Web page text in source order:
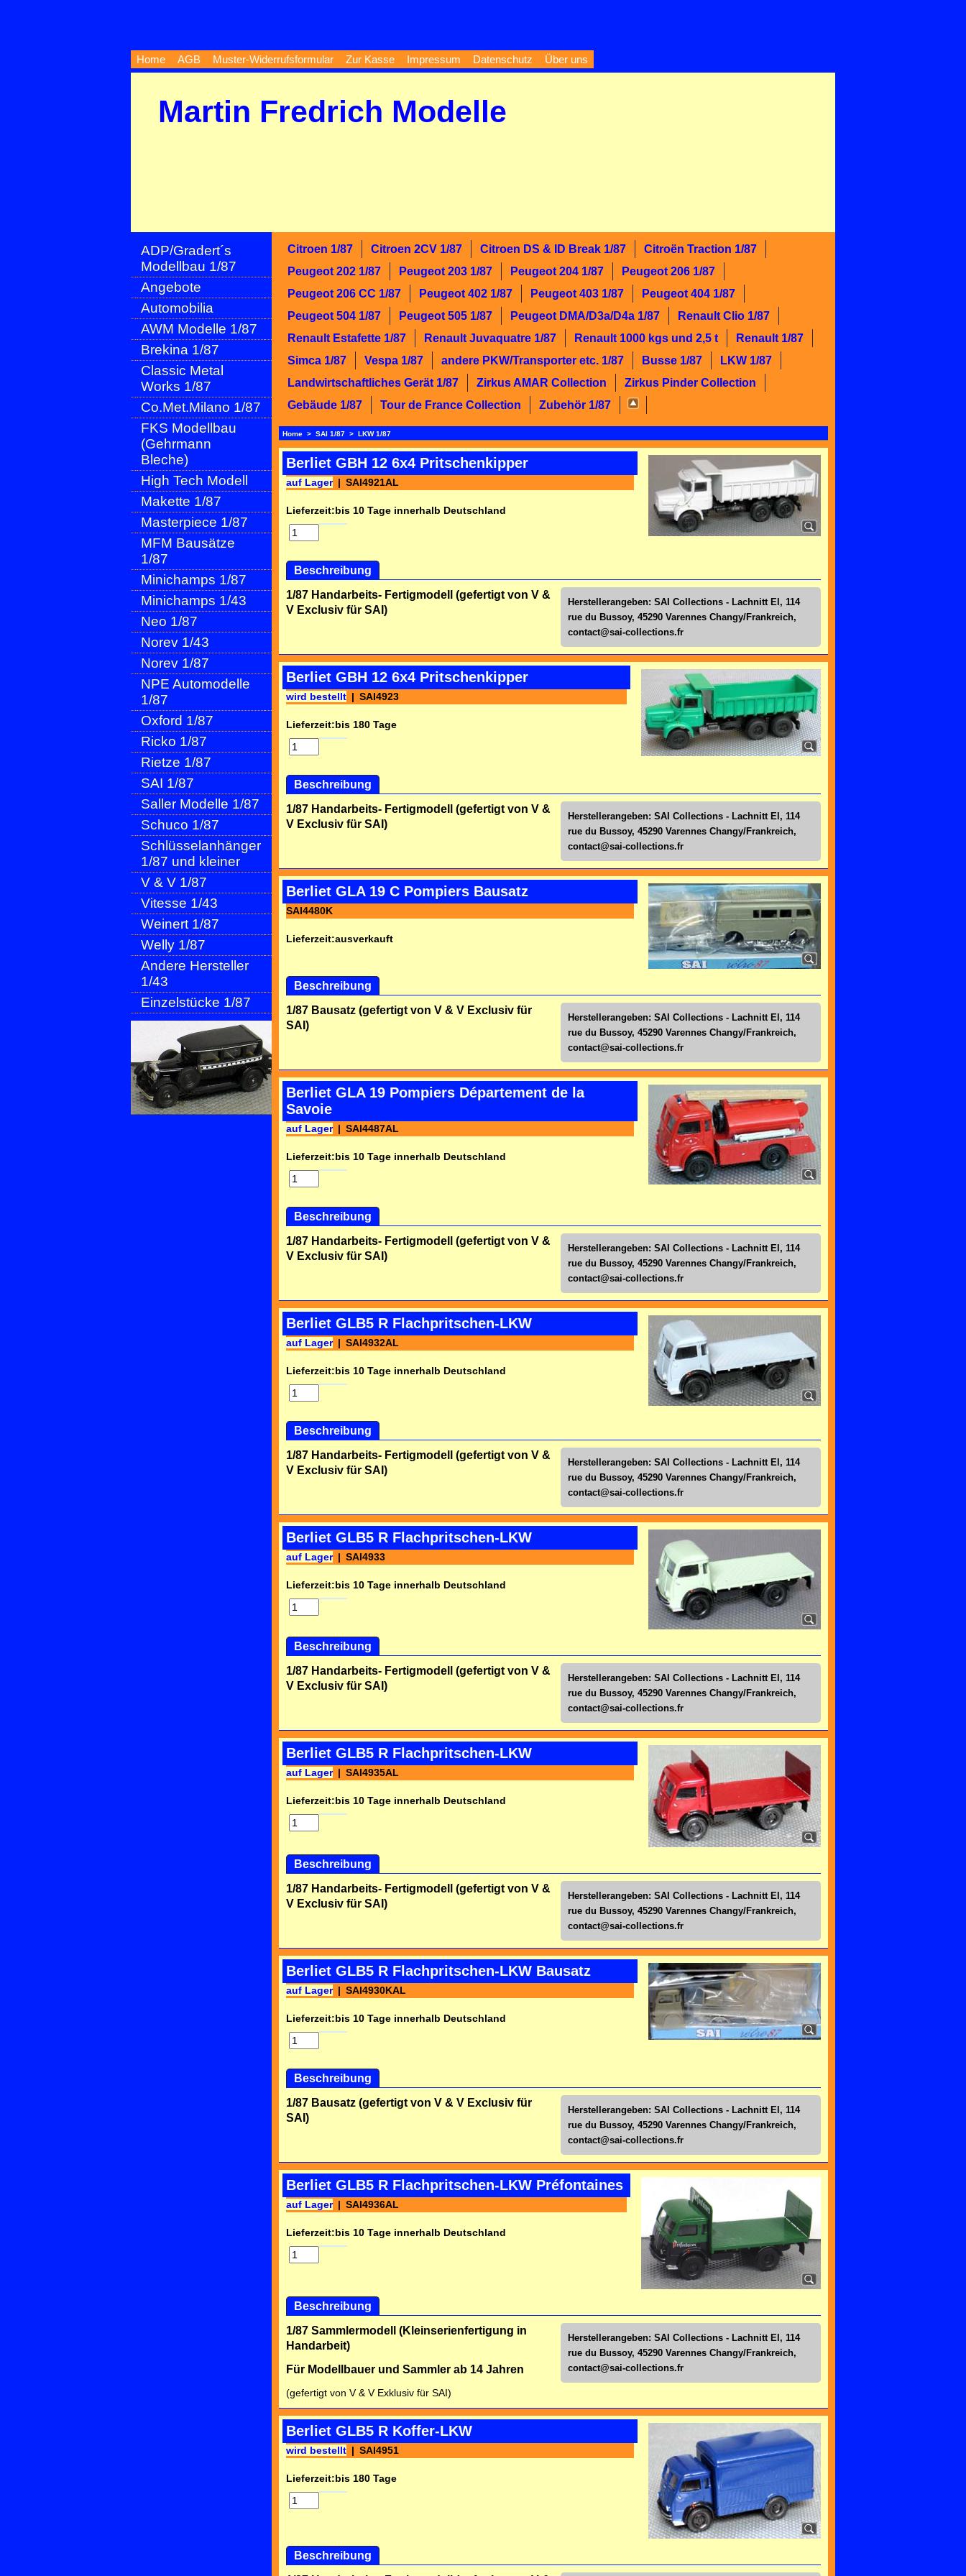
Martin Fredrich Modelle
Home AGB Muster-Widerrufsformular Zur Kasse Impressum Datenschutz Über uns
ADP/Gradert´s
Modellbau 1/87
Angebote
Automobilia
AWM Modelle 1/87
Brekina 1/87
Classic Metal
Works 1/87
Co.Met.Milano 1/87
FKS Modellbau
(Gehrmann
Bleche)
High Tech Modell
Makette 1/87
Masterpiece 1/87
MFM Bausätze
1/87
Minichamps 1/87
Minichamps 1/43
Neo 1/87
Norev 1/43
Norev 1/87
NPE Automodelle
1/87
Oxford 1/87
Ricko 1/87
Rietze 1/87
SAI 1/87
Saller Modelle 1/87
Schuco 1/87
Schlüsselanhänger
1/87 und kleiner
V & V 1/87
Vitesse 1/43
Weinert 1/87
Welly 1/87
Andere Hersteller
1/43
Einzelstücke 1/87
Citroen 1/87 Citroen 2CV 1/87 Citroen DS & ID Break 1/87
Citroën Traction 1/87
Peugeot 202 1/87
Peugeot 203 1/87 Peugeot 204 1/87
Peugeot 206 1/87
Peugeot 206 CC 1/87
Peugeot 402 1/87 Peugeot 403 1/87
Peugeot 404 1/87
Peugeot 504 1/87
Peugeot 505 1/87 Peugeot DMA/D3a/D4a 1/87
Renault Clio 1/87
Renault Estafette 1/87
Renault Juvaquatre 1/87 Renault 1000 kgs und 2,5 t
Renault 1/87
Simca 1/87
Vespa 1/87 andere PKW/Transporter etc. 1/87 Busse 1/87
LKW 1/87
Landwirtschaftliches Gerät 1/87
Zirkus AMAR Collection
Zirkus Pinder Collection
Gebäude 1/87
Tour de France Collection Zubehör 1/87
Home > SAI 1/87 > LKW 1/87
Berliet GBH 12 6x4 Pritschenkipper
auf Lager SAI4921AL
Lieferzeit:bis 10 Tage innerhalb Deutschland
Beschreibung
Herstellerangeben: SAI Collections - Lachnitt El, 114
rue du Bussoy, 45290 Varennes Changy/Frankreich,
contact@sai-collections.fr
1/87 Handarbeits- Fertigmodell (gefertigt von V &
V Exclusiv für SAI)
Berliet GBH 12 6x4 Pritschenkipper
wird bestellt SAI4923
Lieferzeit:bis 180 Tage
Beschreibung
Herstellerangeben: SAI Collections - Lachnitt El, 114
rue du Bussoy, 45290 Varennes Changy/Frankreich,
contact@sai-collections.fr
1/87 Handarbeits- Fertigmodell (gefertigt von V &
V Exclusiv für SAI)
Berliet GLA 19 C Pompiers Bausatz
SAI4480K
Lieferzeit:ausverkauft
Beschreibung
Herstellerangeben: SAI Collections - Lachnitt El, 114
rue du Bussoy, 45290 Varennes Changy/Frankreich,
contact@sai-collections.fr
1/87 Bausatz (gefertigt von V & V Exclusiv für
SAI)
Berliet GLA 19 Pompiers Département de la
Savoie
auf Lager SAI4487AL
Lieferzeit:bis 10 Tage innerhalb Deutschland
Beschreibung
Herstellerangeben: SAI Collections - Lachnitt El, 114
rue du Bussoy, 45290 Varennes Changy/Frankreich,
contact@sai-collections.fr
1/87 Handarbeits- Fertigmodell (gefertigt von V &
V Exclusiv für SAI)
Berliet GLB5 R Flachpritschen-LKW
auf Lager SAI4932AL
Lieferzeit:bis 10 Tage innerhalb Deutschland
Beschreibung
Herstellerangeben: SAI Collections - Lachnitt El, 114
rue du Bussoy, 45290 Varennes Changy/Frankreich,
contact@sai-collections.fr
1/87 Handarbeits- Fertigmodell (gefertigt von V &
V Exclusiv für SAI)
Berliet GLB5 R Flachpritschen-LKW
auf Lager SAI4933
Lieferzeit:bis 10 Tage innerhalb Deutschland
Beschreibung
Herstellerangeben: SAI Collections - Lachnitt El, 114
rue du Bussoy, 45290 Varennes Changy/Frankreich,
contact@sai-collections.fr
1/87 Handarbeits- Fertigmodell (gefertigt von V &
V Exclusiv für SAI)
Berliet GLB5 R Flachpritschen-LKW
auf Lager SAI4935AL
Lieferzeit:bis 10 Tage innerhalb Deutschland
Beschreibung
Herstellerangeben: SAI Collections - Lachnitt El, 114
rue du Bussoy, 45290 Varennes Changy/Frankreich,
contact@sai-collections.fr
1/87 Handarbeits- Fertigmodell (gefertigt von V &
V Exclusiv für SAI)
Berliet GLB5 R Flachpritschen-LKW Bausatz
auf Lager SAI4930KAL
Lieferzeit:bis 10 Tage innerhalb Deutschland
Beschreibung
Herstellerangeben: SAI Collections - Lachnitt El, 114
rue du Bussoy, 45290 Varennes Changy/Frankreich,
contact@sai-collections.fr
1/87 Bausatz (gefertigt von V & V Exclusiv für
SAI)
Berliet GLB5 R Flachpritschen-LKW Préfontaines
auf Lager SAI4936AL
Lieferzeit:bis 10 Tage innerhalb Deutschland
Beschreibung
Herstellerangeben: SAI Collections - Lachnitt El, 114
rue du Bussoy, 45290 Varennes Changy/Frankreich,
contact@sai-collections.fr
1/87 Sammlermodell (Kleinserienfertigung in
Handarbeit)
Für Modellbauer und Sammler ab 14 Jahren
(gefertigt von V & V Exklusiv für SAI)
Berliet GLB5 R Koffer-LKW
wird bestellt SAI4951
Lieferzeit:bis 180 Tage
Beschreibung